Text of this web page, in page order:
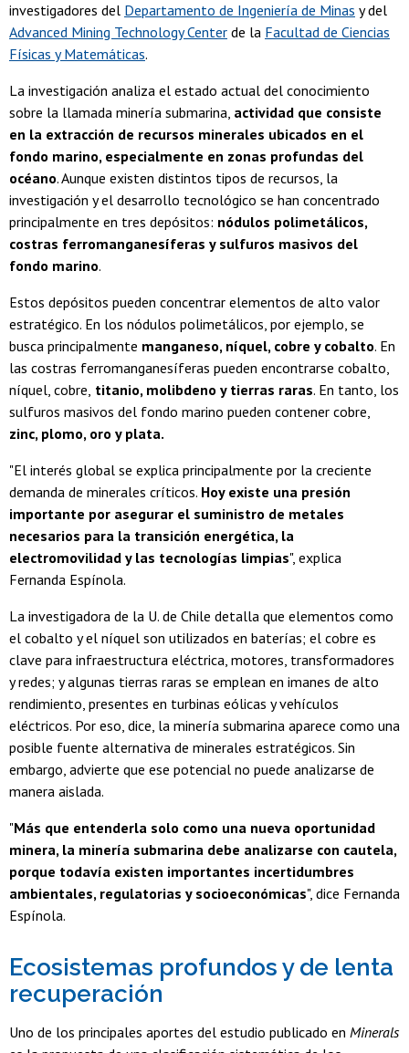
investigadores del Departamento de Ingeniería de Minas y del
Advanced Mining Technology Center de la Facultad de Ciencias
Físicas y Matemáticas.
La investigación analiza el estado actual del conocimiento
sobre la llamada minería submarina, actividad que consiste
en la extracción de recursos minerales ubicados en el
fondo marino, especialmente en zonas profundas del
océano. Aunque existen distintos tipos de recursos, la
investigación y el desarrollo tecnológico se han concentrado
principalmente en tres depósitos: nódulos polimetálicos,
costras ferromanganesíferas y sulfuros masivos del
fondo marino.
Estos depósitos pueden concentrar elementos de alto valor
estratégico. En los nódulos polimetálicos, por ejemplo, se
busca principalmente manganeso, níquel, cobre y cobalto. En
las costras ferromanganesíferas pueden encontrarse cobalto,
níquel, cobre, titanio, molibdeno y tierras raras. En tanto, los
sulfuros masivos del fondo marino pueden contener cobre,
zinc, plomo, oro y plata.
"El interés global se explica principalmente por la creciente
demanda de minerales críticos. Hoy existe una presión
importante por asegurar el suministro de metales
necesarios para la transición energética, la
electromovilidad y las tecnologías limpias", explica
Fernanda Espínola.
La investigadora de la U. de Chile detalla que elementos como
el cobalto y el níquel son utilizados en baterías; el cobre es
clave para infraestructura eléctrica, motores, transformadores
y redes; y algunas tierras raras se emplean en imanes de alto
rendimiento, presentes en turbinas eólicas y vehículos
eléctricos. Por eso, dice, la minería submarina aparece como una
posible fuente alternativa de minerales estratégicos. Sin
embargo, advierte que ese potencial no puede analizarse de
manera aislada.
"Más que entenderla solo como una nueva oportunidad
minera, la minería submarina debe analizarse con cautela,
porque todavía existen importantes incertidumbres
ambientales, regulatorias y socioeconómicas", dice Fernanda
Espínola.
Ecosistemas profundos y de lenta
recuperación
Uno de los principales aportes del estudio publicado en Minerals